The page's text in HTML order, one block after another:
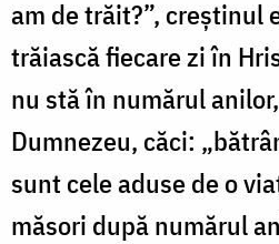
am de trăit?”, creștinul
trăiască fiecare zi în
nu stă în numărul
Dumnezeu, căci:
sunt cele aduse de o
măsori după numărul